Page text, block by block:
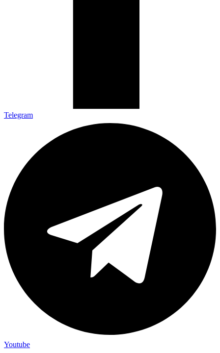
Telegram
Youtube